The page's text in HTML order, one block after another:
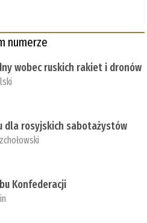
numerze
wobec ruskich rakiet i dronów
dla rosyjskich sabotażystów
Konfederacji